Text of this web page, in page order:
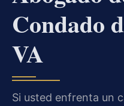
Condado
VA
Si usted enfrenta un